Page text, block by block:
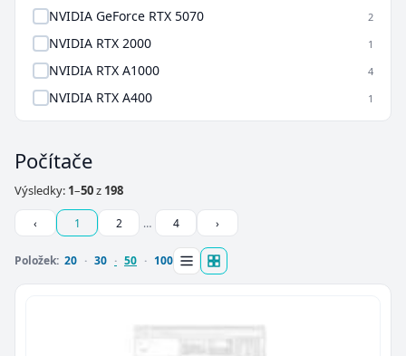
NVIDIA GeForce RTX 5070 2
NVIDIA RTX 2000 1
NVIDIA RTX A1000 4
NVIDIA RTX A400 1
Počítače
Výsledky: 1–50z 198
‹ 1 2 … 4 ›
Položek: 20 30 50 100